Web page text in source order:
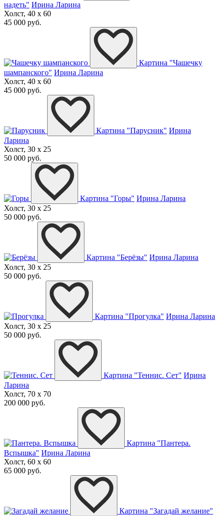
надеть" Ирина Ларина
Холст, 40 x 60
45 000 руб.
Картина "Чашечку
шампанского" Ирина Ларина
Холст, 40 x 60
45 000 руб.
Картина "Парусник" Ирина
Ларина
Холст, 30 x 25
50 000 руб.
Картина "Горы" Ирина Ларина
Холст, 30 x 25
50 000 руб.
Картина "Берёзы" Ирина Ларина
Холст, 30 x 25
50 000 руб.
Картина "Прогулка" Ирина Ларина
Холст, 30 x 25
50 000 руб.
Картина "Теннис. Сет" Ирина
Ларина
Холст, 70 x 70
200 000 руб.
Картина "Пантера.
Вспышка" Ирина Ларина
Холст, 60 x 60
65 000 руб.
Картина "Загадай желание"